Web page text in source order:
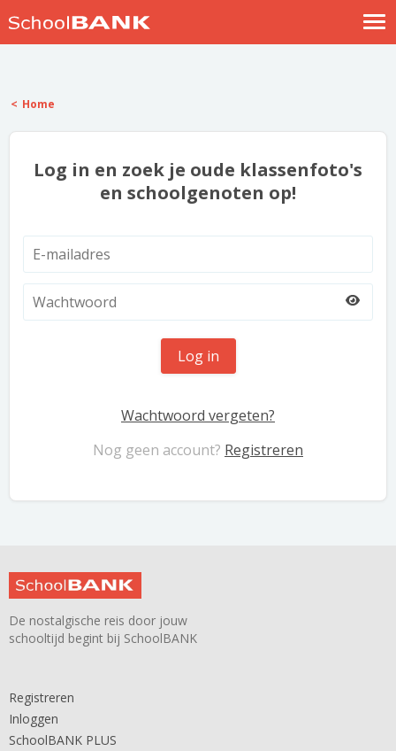
Help
Home
Log in en zoek je oude klassenfoto's
en schoolgenoten op!
Log in
Wachtwoord vergeten?
Nog geen account? Registreren
De nostalgische reis door jouw
schooltijd begint bij SchoolBANK
Registreren
Inloggen
SchoolBANK PLUS